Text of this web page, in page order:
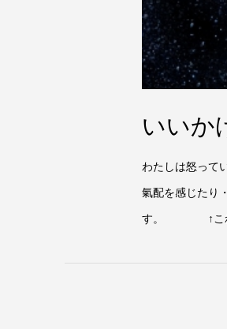
いいか
わたしは怒って
氣配を感じたり
す。 ↑これを